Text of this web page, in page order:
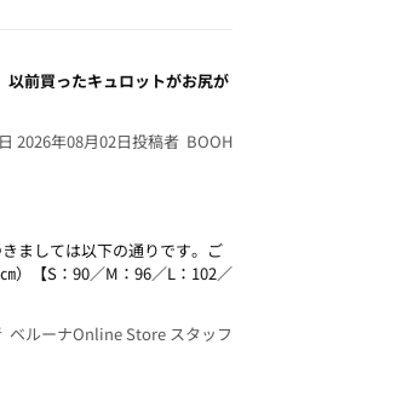
前買ったキュロットがお尻が
投稿者 BOOH
2026年08月02日
ましては以下の通りです。ご
）【S：90／M：96／L：102／
ベルーナOnline Store スタッフ